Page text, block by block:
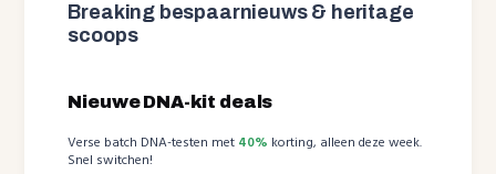
Breaking bespaarnieuws & heritage
scoops
Nieuwe DNA-kit deals
Verse batch DNA-testen met 40% korting, alleen deze week.
Snel switchen!